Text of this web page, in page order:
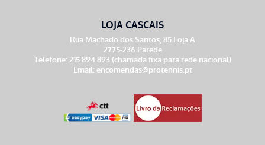
LOJA CASCAIS
Rua Machado dos Santos, 85 Loja A
2775-236 Parede
Telefone: 215 894 893 (chamada fixa para rede nacional)
Email: encomendas@protennis.pt